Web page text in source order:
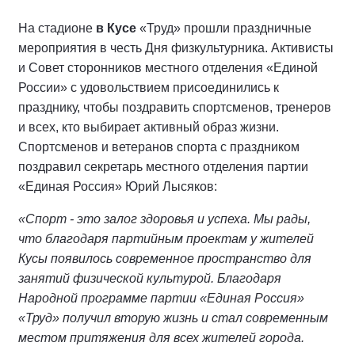
На стадионе в Кусе «Труд» прошли праздничные
мероприятия в честь Дня физкультурника. Активисты
и Совет сторонников местного отделения «Единой
России» с удовольствием присоединились к
празднику, чтобы поздравить спортсменов, тренеров
и всех, кто выбирает активный образ жизни.
Спортсменов и ветеранов спорта с праздником
поздравил секретарь местного отделения партии
«Единая Россия» Юрий Лысяков:
«Спорт - это залог здоровья и успеха. Мы рады,
что благодаря партийным проектам у жителей
Кусы появилось современное пространство для
занятий физической культурой. Благодаря
Народной программе партии «Единая Россия»
«Труд» получил вторую жизнь и стал современным
местом притяжения для всех жителей города.